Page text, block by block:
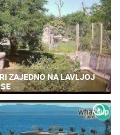
ZAJEDNO NA LAVLJOJ